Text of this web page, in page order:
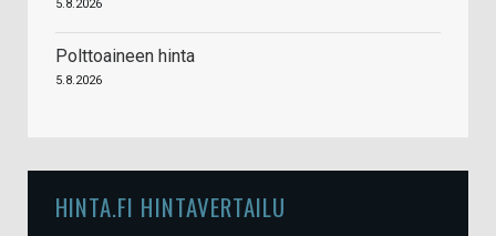
5.8.2026
Polttoaineen hinta
5.8.2026
HINTA.FI HINTAVERTAILU